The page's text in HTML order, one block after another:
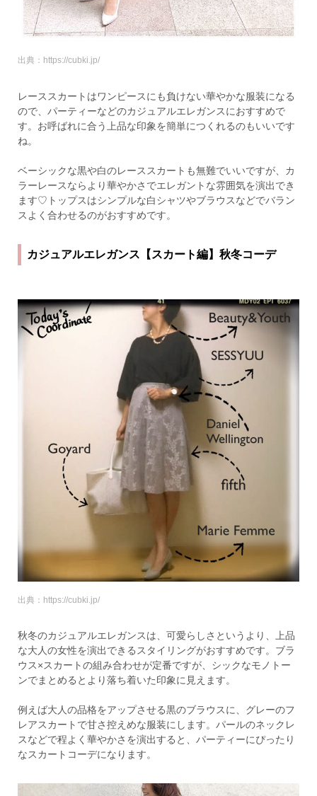
出典：https://cubki.jp/
レーススカートはワンピースにも負けない華やかな服装になる
ので、パーティーなどのカジュアルエレガンスにおすすめで
す。お呼ばれに合う上品な印象を簡単につくれるのもいいです
ね。
ベーシックな黒や白のレーススカートも無難でいいですが、カ
ラーレースならより華やかさでエレガントな雰囲気を演出でき
ます♡トップスはシンプルな白シャツやブラウスなどでバラン
スよく合わせるのがおすすめです。
カジュアルエレガンス【スカート編】秋冬コーデ
出典：https://cubki.jp/
秋冬のカジュアルエレガンスは、可愛らしさというより、上品
な大人の女性を演出できるスタイリングがおすすめです。ブラ
ウス×スカートの組み合わせが定番ですが、シックなモノトー
ンでまとめるとより落ち着いた印象に見えます。
例えば大人の品格をアップさせる黒のブラウスに、グレーのフ
レアスカートで甘さ控えめな服装にします。パールのネックレ
スなどで程よく華やかさを演出すると、パーティーにぴったり
なスカートコーデになります。